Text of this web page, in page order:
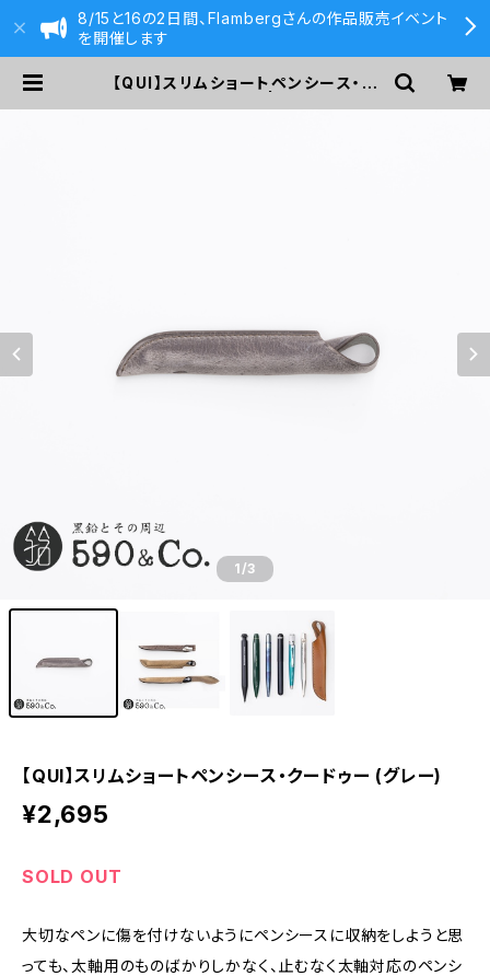
8/15と16の2日間、Flambergさんの作品販売イベント
を開催します
【QUI】スリムショートペンシース・ク
1/3
【QUI】スリムショートペンシース・クードゥー (グレー)
¥2,695
SOLD OUT
大切なペンに傷を付けないようにペンシースに収納をしようと思
っても、太軸用のものばかりしかなく、止むなく太軸対応のペンシ